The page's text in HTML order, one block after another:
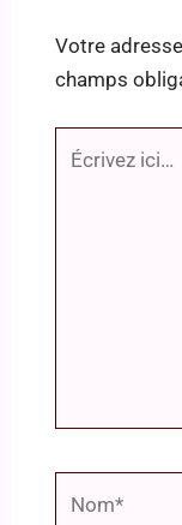
Votre
champs